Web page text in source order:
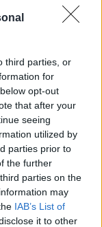
third parties, or
for
opt-out
that after your
seeing
utilized by
parties prior to
the further
parties on the
may
IAB’s List of
it to other
találtak
mintákat,
került át állatról